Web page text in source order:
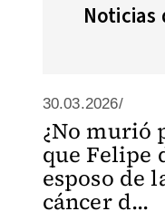
Noticias
30.03.2026/
¿No murió
que Felipe
esposo de
cáncer d...